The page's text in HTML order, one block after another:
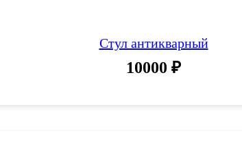
Стул антикварный
10000 ₽